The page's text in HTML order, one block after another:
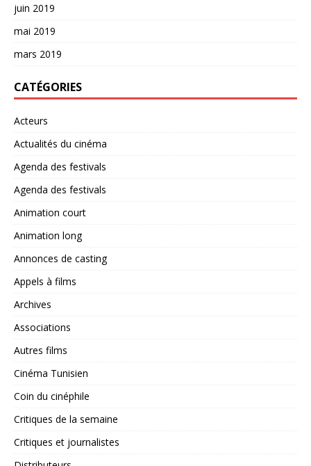
juin 2019
mai 2019
mars 2019
CATÉGORIES
Acteurs
Actualités du cinéma
Agenda des festivals
Agenda des festivals
Animation court
Animation long
Annonces de casting
Appels à films
Archives
Associations
Autres films
Cinéma Tunisien
Coin du cinéphile
Critiques de la semaine
Critiques et journalistes